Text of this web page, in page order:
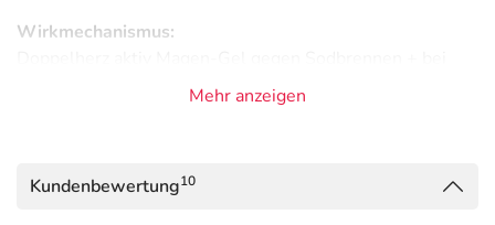
Wirkmechanismus:
Reflux kann dank seiner Inhaltsstoffe Natriumalginat und
Carbonate bereits nach 3 Minuten seine Wirkung
Doppelherz aktiv Magen-Gel gegen Sodbrennen + bei
Mehr anzeigen
Kundenbewertung10